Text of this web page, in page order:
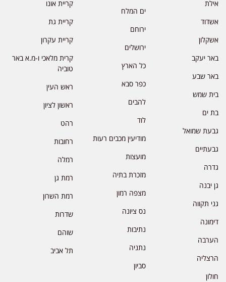
אילת
אשדוד
אשקלון
באר יעקב
באר שבע
בית שמש
בת ים
גבעת שמואל
גבעתיים
גדרה
גן יבנה
גני תקווה
דימונה
הערבה
הרצליה
חולון
ים המלח
ירוחם
ירושלים
כל הארץ
כפר סבא
להבים
לוד
מודיעין מכבים רעות
מועצות
מזכרת בתיה
מצפה רמון
נס ציונה
נתיבות
נתניה
סביון
קריית אונו
קריית גת
קריית עקרון
קרית מלאכי ו-מ.א באר
טוביה
ראש העין
ראשון לציון
רהט
רחובות
רמלה
רמת גן
רמת השרון
שדרות
שוהם
תל אביב